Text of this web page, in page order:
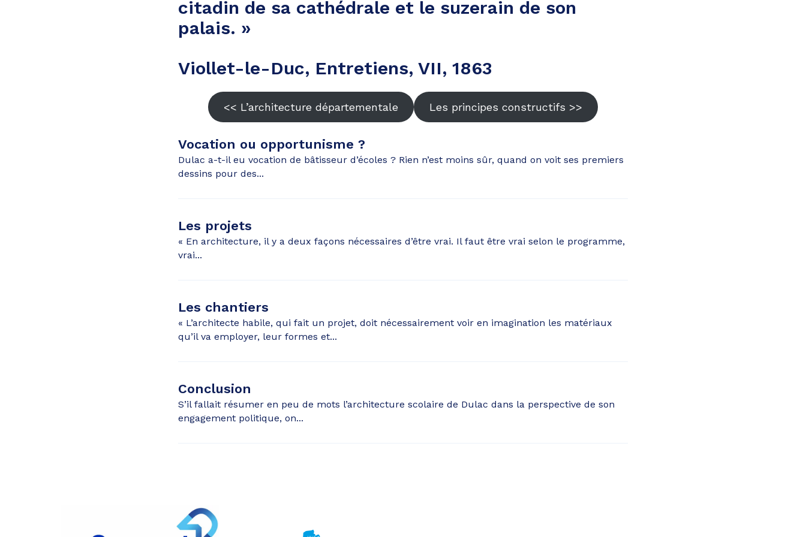
citadin de sa cathédrale et le suzerain de son
palais. »
Viollet-le-Duc, Entretiens, VII, 1863
<< L’architecture départementale Les principes constructifs >>
Vocation ou opportunisme ?
Dulac a-t-il eu vocation de bâtisseur d’écoles ? Rien n’est moins sûr, quand on voit ses premiers
dessins pour des...
Les projets
« En architecture, il y a deux façons nécessaires d’être vrai. Il faut être vrai selon le programme,
vrai...
Les chantiers
« L’architecte habile, qui fait un projet, doit nécessairement voir en imagination les matériaux
qu’il va employer, leur formes et...
Conclusion
S’il fallait résumer en peu de mots l’architecture scolaire de Dulac dans la perspective de son
engagement politique, on...
Partager